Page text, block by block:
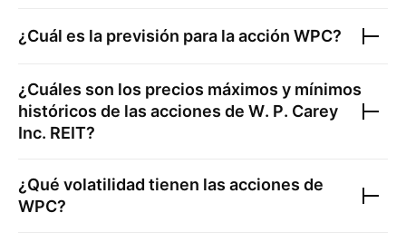
¿Cuál es la previsión para la acción WPC?
¿Cuáles son los precios máximos y mínimos
históricos de las acciones de W. P. Carey
Inc. REIT?
¿Qué volatilidad tienen las acciones de
WPC?